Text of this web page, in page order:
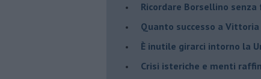
Ricordare Borsellino
​Quanto successo a
​È inutile girarci intorno la
Crisi isteriche e menti